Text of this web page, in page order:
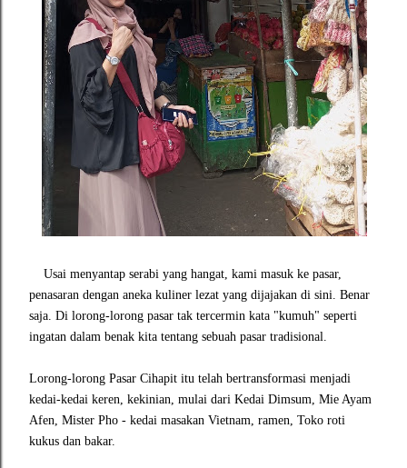
Usai menyantap serabi yang hangat, kami masuk ke pasar,
penasaran dengan aneka kuliner lezat yang dijajakan di sini. Benar
saja. Di lorong-lorong pasar tak tercermin kata "kumuh" seperti
ingatan dalam benak kita tentang sebuah pasar tradisional.
Lorong-lorong Pasar Cihapit itu telah bertransformasi menjadi
kedai-kedai keren, kekinian, mulai dari Kedai Dimsum, Mie Ayam
Afen, Mister Pho - kedai masakan Vietnam, ramen, Toko roti
kukus dan bakar.